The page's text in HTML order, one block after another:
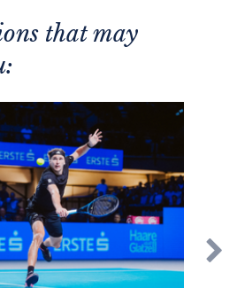
that may